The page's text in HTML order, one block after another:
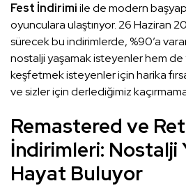
Fest İndirimiile de modern
oyunculara ulaştırıyor. 26 Haziran
sürecek bu indirimlerde, %90’a
nostalji yaşamak isteyenler hem de
keşfetmek isteyenler için harika
ve sizler için derlediğimiz
Remastered ve
İndirimleri: Nostalji
Hayat Buluyor